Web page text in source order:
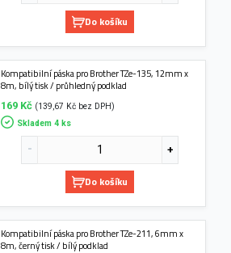
Do košíku
Kompatibilní páska pro Brother TZe-135, 12mm x
8m, bílý tisk / průhledný podklad
169 Kč (139,67 Kč bez DPH)
Skladem 4 ks
Do košíku
Kompatibilní páska pro Brother TZe-211, 6mm x
8m, černý tisk / bílý podklad